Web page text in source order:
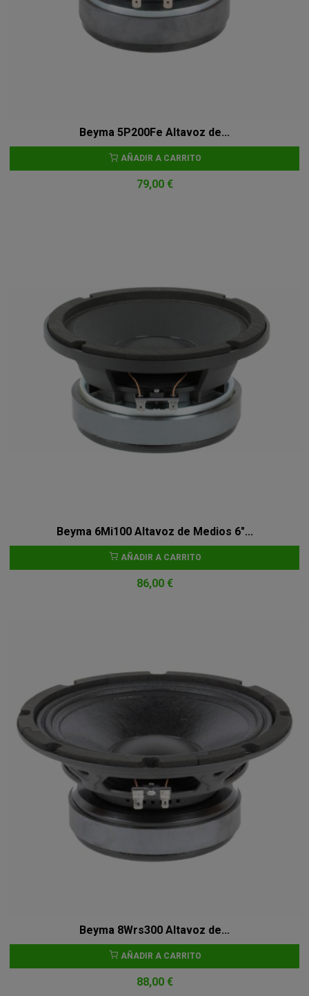
Beyma 5P200Fe Altavoz de...
AÑADIR A CARRITO
79,00 €
Beyma 6Mi100 Altavoz de Medios 6"...
AÑADIR A CARRITO
86,00 €
Beyma 8Wrs300 Altavoz de...
AÑADIR A CARRITO
88,00 €